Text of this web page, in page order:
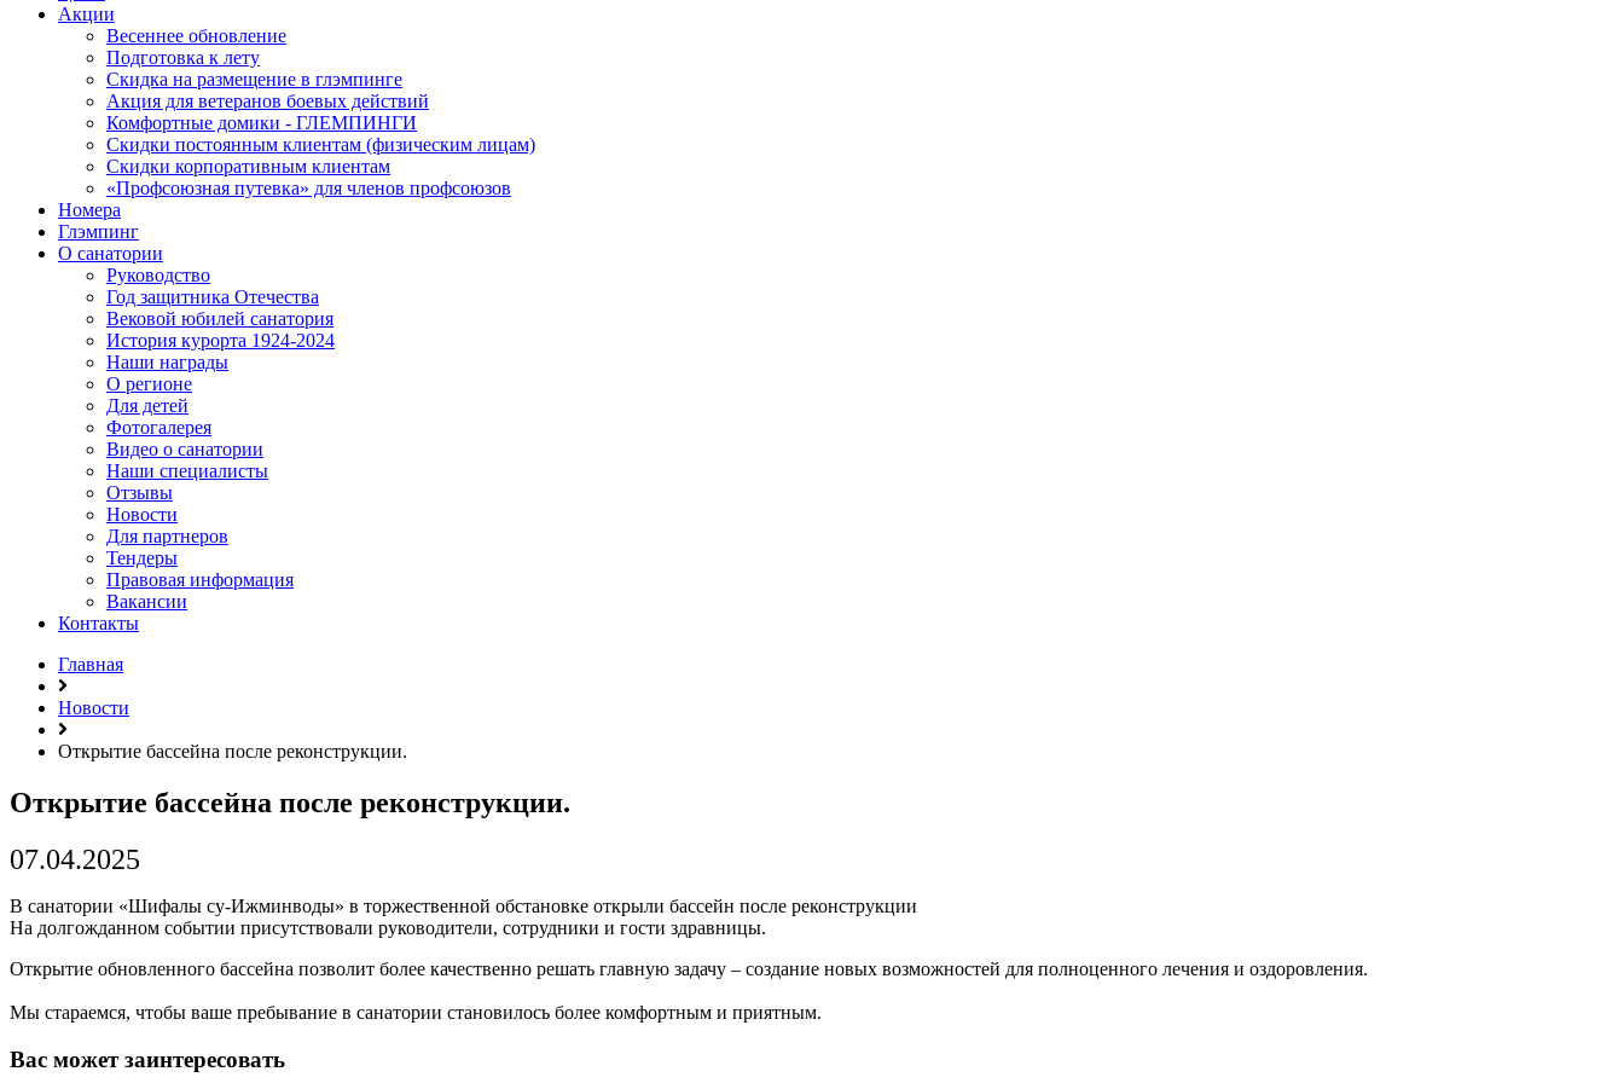
Акции
Весеннее обновление
Подготовка к лету
Скидка на размещение в глэмпинге
Акция для ветеранов боевых действий
Комфортные домики - ГЛЕМПИНГИ
Скидки постоянным клиентам (физическим лицам)
Скидки корпоративным клиентам
«Профсоюзная путевка» для членов профсоюзов
Номера
Глэмпинг
О санатории
Руководство
Год защитника Отечества
Вековой юбилей санатория
История курорта 1924-2024
Наши награды
О регионе
Для детей
Фотогалерея
Видео о санатории
Наши специалисты
Отзывы
Новости
Для партнеров
Тендеры
Правовая информация
Вакансии
Контакты
Главная
Новости
Открытие бассейна после реконструкции.
Открытие бассейна после реконструкции.
07.04.2025
В санатории «Шифалы су-Ижминводы» в торжественной обстановке открыли бассейн после реконструкции
На долгожданном событии присутствовали руководители, сотрудники и гости здравницы.
Открытие обновленного бассейна позволит более качественно решать главную задачу – создание новых возможностей для полноценного лечения и оздоровления.
Мы стараемся, чтобы ваше пребывание в санатории становилось более комфортным и приятным.
Вас может заинтересовать